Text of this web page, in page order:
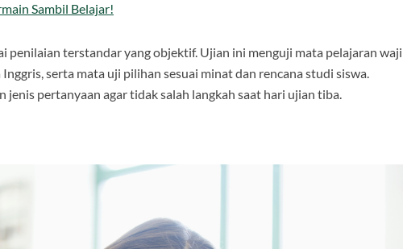
Sambil Belajar!
penilaian terstandar yang objektif. Ujian ini menguji mata pelajaran
serta mata uji pilihan sesuai minat dan rencana studi siswa.
pertanyaan agar tidak salah langkah saat hari ujian tiba.